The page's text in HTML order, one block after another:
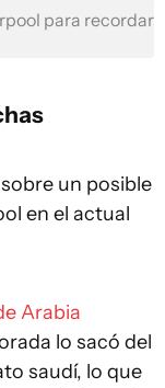
para recordar
un posible
en el actual
Arabia
lo sacó del
saudí, lo que